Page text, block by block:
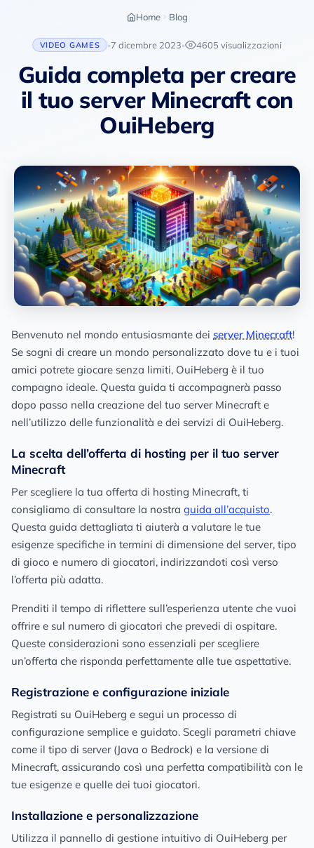
Home Blog
VIDEO GAMES •7 dicembre 2023• 4605 visualizzazioni
Guida completa per creare
il tuo server Minecraft con
OuiHeberg
Benvenuto nel mondo entusiasmante dei server Minecraft!
Se sogni di creare un mondo personalizzato dove tu e i tuoi
amici potrete giocare senza limiti, OuiHeberg è il tuo
compagno ideale. Questa guida ti accompagnerà passo
dopo passo nella creazione del tuo server Minecraft e
nell’utilizzo delle funzionalità e dei servizi di OuiHeberg.
La scelta dell’offerta di hosting per il tuo server
Minecraft
Per scegliere la tua offerta di hosting Minecraft, ti
consigliamo di consultare la nostra guida all’acquisto.
Questa guida dettagliata ti aiuterà a valutare le tue
esigenze specifiche in termini di dimensione del server, tipo
di gioco e numero di giocatori, indirizzandoti così verso
l’offerta più adatta.
Prenditi il tempo di riflettere sull’esperienza utente che vuoi
offrire e sul numero di giocatori che prevedi di ospitare.
Queste considerazioni sono essenziali per scegliere
un’offerta che risponda perfettamente alle tue aspettative.
Registrazione e configurazione iniziale
Registrati su OuiHeberg e segui un processo di
configurazione semplice e guidato. Scegli parametri chiave
come il tipo di server (Java o Bedrock) e la versione di
Minecraft, assicurando così una perfetta compatibilità con le
tue esigenze e quelle dei tuoi giocatori.
Installazione e personalizzazione
Utilizza il pannello di gestione intuitivo di OuiHeberg per